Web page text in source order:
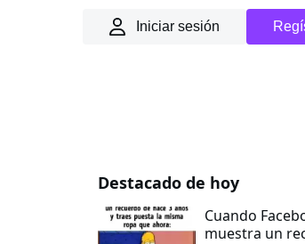
Iniciar sesión
Destacado de hoy
Cuando
muestra un